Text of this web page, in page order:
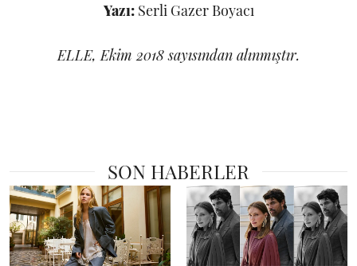
Yazı:Serli Gazer Boyacı
ELLE, Ekim 2018 sayısından alınmıştır.
SON HABERLER